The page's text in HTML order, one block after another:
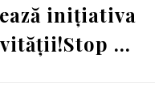
inițiativa
...